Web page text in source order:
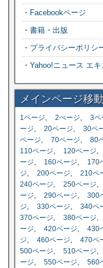
・ Facebookページ
・ 書籍・出版
・ プライバシーポリシ
・ Yahoo!ニュース エキ
メインページ移
1ページ, 2ぺージ, 3ペ
ージ, 20ページ, 30ペ
ページ, 70ページ, 80
110ページ, 120ページ,
ージ, 160ページ, 170
ジ, 200ページ, 210ペ
240ページ, 250ページ,
ージ, 290ページ, 300
ジ, 330ページ, 340ペ
370ページ, 380ページ,
ージ, 420ページ, 430
ジ, 460ページ, 470ペ
500ページ, 510ページ,
ージ, 550ページ, 560